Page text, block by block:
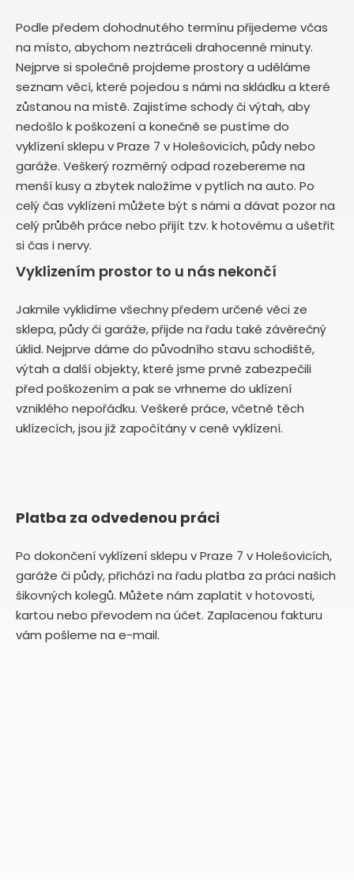
Podle předem dohodnutého termínu přijedeme včas
na místo, abychom neztráceli drahocenné minuty.
Nejprve si společně projdeme prostory a uděláme
seznam věcí, které pojedou s námi na skládku a které
zůstanou na místě. Zajistíme schody či výtah, aby
nedošlo k poškození a konečně se pustíme do
vyklízení sklepu v Praze 7 v Holešovicích, půdy nebo
garáže. Veškerý rozměrný odpad rozebereme na
menší kusy a zbytek naložíme v pytlích na auto. Po
celý čas vyklízení můžete být s námi a dávat pozor na
celý průběh práce nebo přijít tzv. k hotovému a ušetřit
si čas i nervy.
Vyklizením prostor to u nás nekončí
Jakmile vyklidíme všechny předem určené věci ze
sklepa, půdy či garáže, přijde na řadu také závěrečný
úklid. Nejprve dáme do původního stavu schodiště,
výtah a další objekty, které jsme prvně zabezpečili
před poškozením a pak se vrhneme do uklízení
vzniklého nepořádku. Veškeré práce, včetně těch
uklízecích, jsou již započítány v ceně vyklízení.
Platba za odvedenou práci
Po dokončení vyklízení sklepu v Praze 7 v Holešovicích,
garáže či půdy, přichází na řadu platba za práci našich
šikovných kolegů. Můžete nám zaplatit v hotovosti,
kartou nebo převodem na účet. Zaplacenou fakturu
vám pošleme na e-mail.